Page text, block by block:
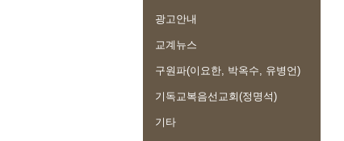
광고안내
교계뉴스
구원파(이요한, 박옥수, 유병언)
기독교복음선교회(정명석)
기타